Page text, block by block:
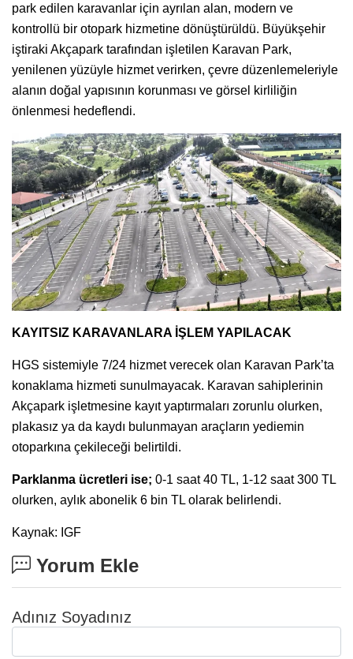
park edilen karavanlar için ayrılan alan, modern ve
kontrollü bir otopark hizmetine dönüştürüldü. Büyükşehir
iştiraki Akçapark tarafından işletilen Karavan Park,
yenilenen yüzüyle hizmet verirken, çevre düzenlemeleriyle
alanın doğal yapısının korunması ve görsel kirliliğin
önlenmesi hedeflendi.
KAYITSIZ KARAVANLARA İŞLEM YAPILACAK
HGS sistemiyle 7/24 hizmet verecek olan Karavan Park’ta
konaklama hizmeti sunulmayacak. Karavan sahiplerinin
Akçapark işletmesine kayıt yaptırmaları zorunlu olurken,
plakasız ya da kaydı bulunmayan araçların yediemin
otoparkına çekileceği belirtildi.
Parklanma ücretleri ise; 0-1 saat 40 TL, 1-12 saat 300 TL
olurken, aylık abonelik 6 bin TL olarak belirlendi.
Kaynak: IGF
Yorum Ekle
Adınız Soyadınız